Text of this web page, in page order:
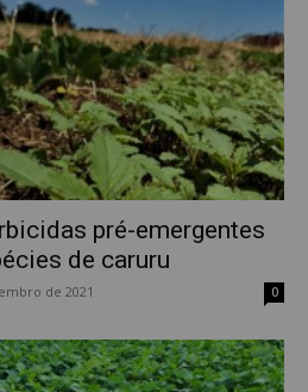
pré-emergentes
de caruru
de 2021 0